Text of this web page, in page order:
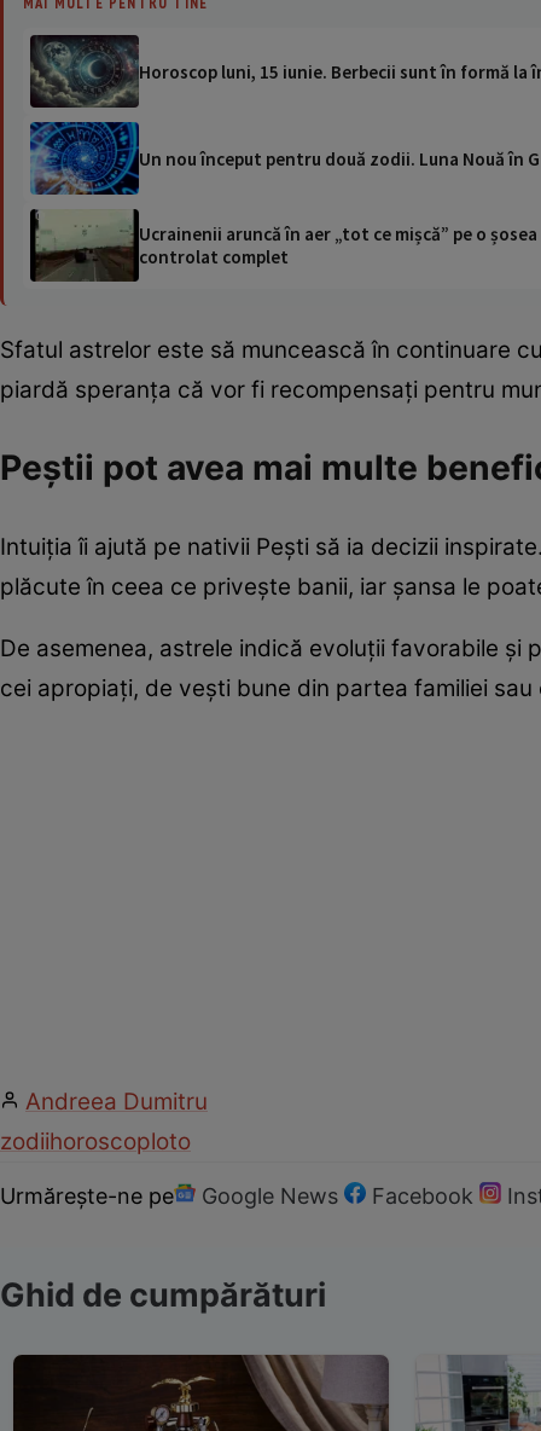
Horoscop luni, 15 iunie. Berbecii sunt în formă
Un nou început pentru două zodii. Luna Nouă în
Ucrainenii aruncă în aer „tot ce mișcă” pe o
controlat complet
Sfatul astrelor este să muncească în continuare
piardă speranța că vor fi recompensați pentru
Peștii pot avea mai multe
Intuiția îi ajută pe nativii Pești să ia decizii
plăcute în ceea ce privește banii, iar șansa le
De asemenea, astrele indică evoluții favorabile și
cei apropiați, de vești bune din partea familiei
Andreea Dumitru
zodiihoroscoploto
Urmărește-ne pe Google News Facebook
Ghid de cumpărături